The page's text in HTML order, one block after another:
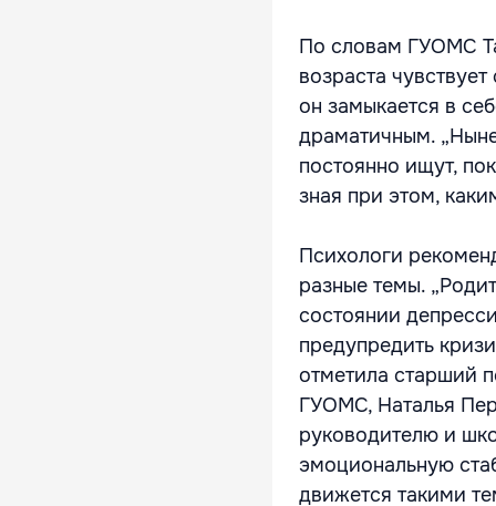
По словам ГУОМС
возраста
он замыкается в
драматичным.
постоянно ищут,
зная при этом,
Психологи
разные темы.
состоянии
предупредить
отметила старший
ГУОМС, Наталья
руководителю и
эмоциональную
движется такими